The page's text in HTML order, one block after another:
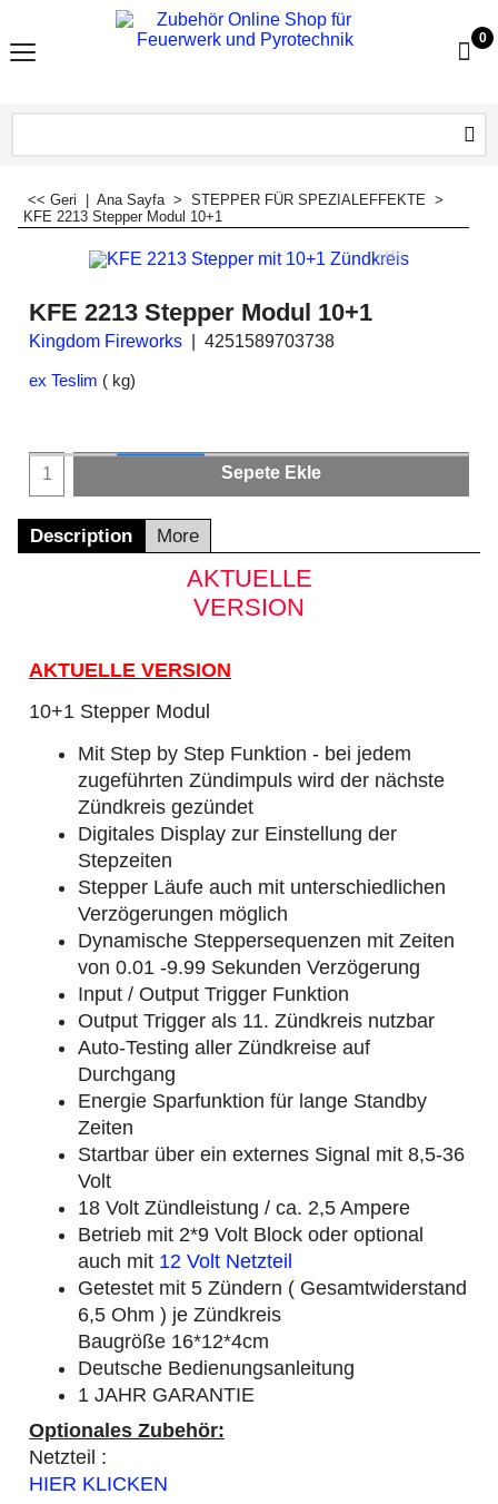
0
<< Geri Ana Sayfa > STEPPER FÜR SPEZIALEFFEKTE >
KFE 2213 Stepper Modul 10+1
KFE 2213 Stepper Modul 10+1
Kingdom Fireworks 4251589703738
ex Teslim kg
Sepete Ekle
Description More
AKTUELLE
VERSION
AKTUELLE VERSION
10+1 Stepper Modul
Mit Step by Step Funktion - bei jedem
zugeführten Zündimpuls wird der nächste
Zündkreis gezündet
Digitales Display zur Einstellung der
Stepzeiten
Stepper Läufe auch mit unterschiedlichen
Verzögerungen möglich
Dynamische Steppersequenzen mit Zeiten
von 0.01 -9.99 Sekunden Verzögerung
Input / Output Trigger Funktion
Output Trigger als 11. Zündkreis nutzbar
Auto-Testing aller Zündkreise auf
Durchgang
Energie Sparfunktion für lange Standby
Zeiten
Startbar über ein externes Signal mit 8,5-36
Volt
18 Volt Zündleistung / ca. 2,5 Ampere
Betrieb mit 2*9 Volt Block oder optional
auch mit 12 Volt Netzteil
Getestet mit 5 Zündern ( Gesamtwiderstand
6,5 Ohm ) je Zündkreis
Baugröße 16*12*4cm
Deutsche Bedienungsanleitung
1 JAHR GARANTIE
Optionales Zubehör:
Netzteil :
HIER KLICKEN